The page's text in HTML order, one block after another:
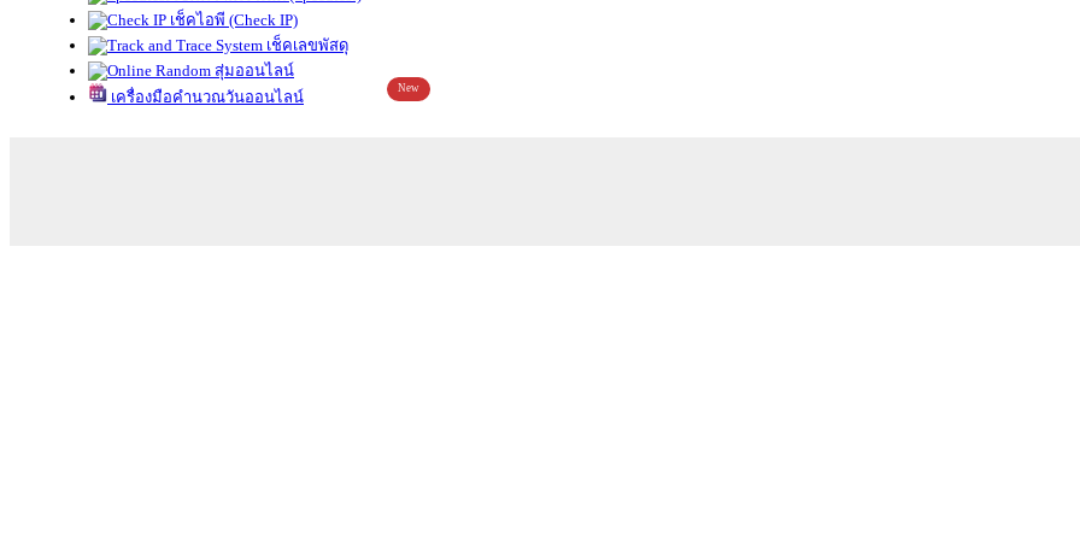
เช็คไอพี (Check IP)
เช็คเลขพัสดุ
สุ่มออนไลน์
เครื่องมือคำนวณวันออนไลน์
New